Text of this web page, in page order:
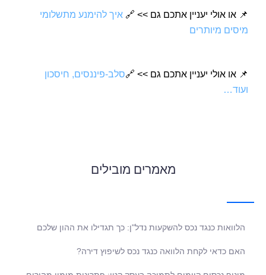
📌 או אולי יעניין אתכם גם >> 🔗 איך להימנע מתשלומי
מיסים מיותרים
📌 או אולי יעניין אתכם גם >> 🔗סלב-פיננסים, חיסכון
ועוד…
מאמרים מובילים
הלוואות כנגד נכס להשקעות נדל"ן: כך תגדילו את ההון שלכם
האם כדאי לקחת הלוואה כנגד נכס לשיפוץ דירה?